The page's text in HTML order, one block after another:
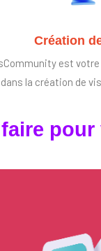
Création
est
dans la création de